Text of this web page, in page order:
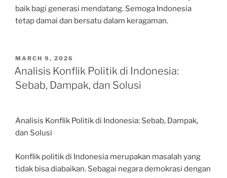
baik bagi generasi mendatang. Semoga Indonesia
tetap damai dan bersatu dalam keragaman.
POSTED
ON
MARCH 9, 2026
Analisis Konflik Politik di Indonesia:
Sebab, Dampak, dan Solusi
Analisis Konflik Politik di Indonesia: Sebab, Dampak,
dan Solusi
Konflik politik di Indonesia merupakan masalah yang
tidak bisa diabaikan. Sebagai negara demokrasi dengan